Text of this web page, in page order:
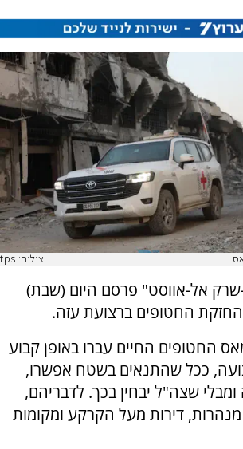
צילום: tps
שרק אל-אווסט" פרסם היום (שבת)
החטופים ברצועת עזה.
החטופים החיים עברו באופן קבוע
ככל שהתנאים בשטח אפשרו,
שצה"ל יבחין בכך. לדבריהם,
מנהרות, דירות מעל הקרקע ומקומות